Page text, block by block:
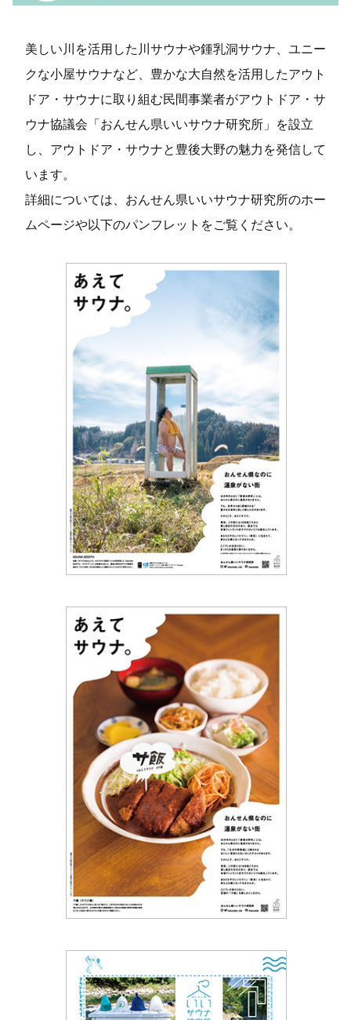
美しい川を活用した川サウナや鍾乳洞サウナ、ユニー
クな小屋サウナなど、豊かな大自然を活用したアウト
ドア・サウナに取り組む民間事業者がアウトドア・サ
ウナ協議会「おんせん県いいサウナ研究所」を設立
し、アウトドア・サウナと豊後大野の魅力を発信して
います。
詳細については、おんせん県いいサウナ研究所のホー
ムページや以下のパンフレットをご覧ください。